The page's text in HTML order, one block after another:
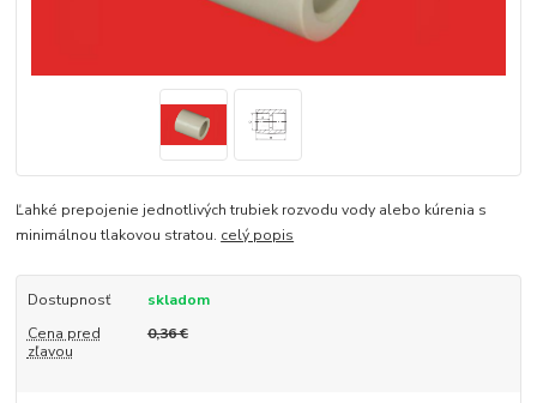
Ľahké prepojenie jednotlivých trubiek rozvodu vody alebo kúrenia s
minimálnou tlakovou stratou. celý popis
Dostupnosť
skladom
Cena pred
zľavou
0,36 €